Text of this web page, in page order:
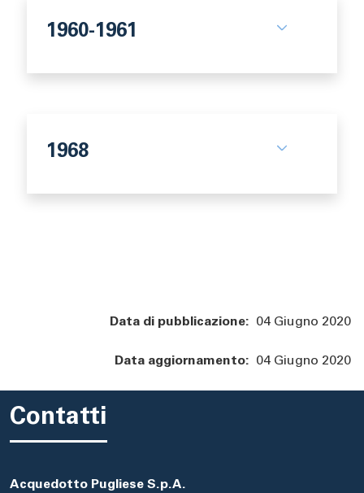
1960-1961
1968
Data di pubblicazione: 04 Giugno 2020
Data aggiornamento: 04 Giugno 2020
Contatti
Acquedotto Pugliese S.p.A.